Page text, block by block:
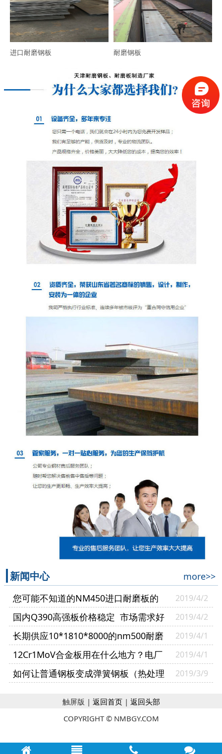
进口耐磨钢板 耐磨钢板
新闻中心
more>>
您可能不知道的NM450进口耐磨板的
基本性能介绍
2019/4/2
国内Q390高强板价格稳定 市场需求好
转
2019/4/2
长期供应10*1810*8000的nm500耐磨
钢板市场供需弱势平衡
2019/4/1
12Cr1MoV合金板用在什么地方？电厂
选用12Cr1MoV合金板怎样
2019/4/1
如何让普通钢板变成弹簧钢板（热处理
2019/3/9
触屏版 | 返回首页| 返回头部
COPYRIGHT © NMBGY.COM